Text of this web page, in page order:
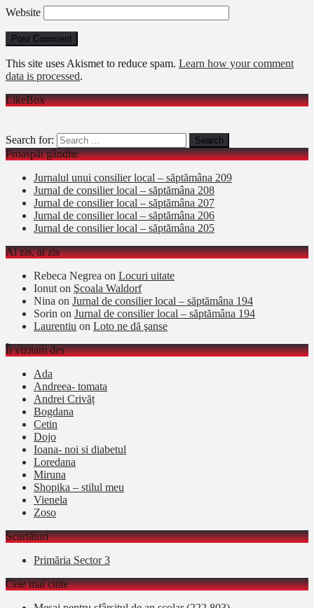
Website
This site uses Akismet to reduce spam. Learn how your comment
data is processed.
LikeBox
Search for:
Proaspăt gândite
Jurnalul unui consilier local – săptămâna 209
Jurnal de consilier local – săptămâna 208
Jurnal de consilier local – săptămâna 207
Jurnal de consilier local – săptămâna 206
Jurnal de consilier local – săptămâna 205
Ai zis, ai zis
Rebeca Negrea on Locuri uitate
Ionut on Şcoala Waldorf
Nina on Jurnal de consilier local – săptămâna 194
Sorin on Jurnal de consilier local – săptămâna 194
Laurentiu on Loto ne dă şanse
Îi vizitam des
Ada
Andreea- tomata
Andrei Crivăț
Bogdana
Cetin
Dojo
Ioana- noi si diabetul
Loredana
Miruna
Shopika – stilul meu
Vienela
Zoso
Scurtături
Primăria Sector 3
Cele mai citite